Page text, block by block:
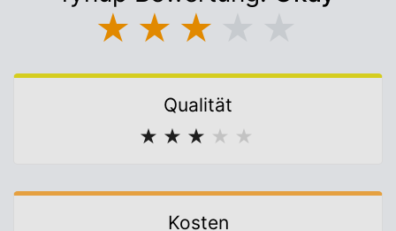
★ ★ ★
Qualität
★ ★ ★ ★ ★
Kosten